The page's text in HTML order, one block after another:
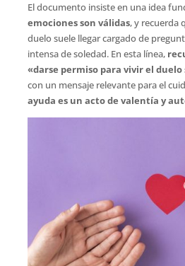
El documento insiste en una idea
emociones son válidas, y recuerda
duelo suele llegar cargado de
intensa de soledad. En esta línea,
«darse permiso para vivir el duelo
con un mensaje relevante para el
ayuda es un acto de valentía y